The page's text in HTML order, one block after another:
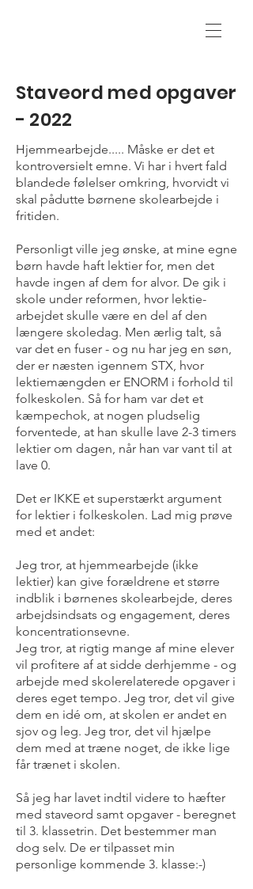
Staveord med opgaver
- 2022
Hjemmearbejde..... Måske er det et
kontroversielt emne. Vi har i hvert fald
blandede følelser omkring, hvorvidt vi
skal pådutte børnene skolearbejde i
fritiden.
Personligt ville jeg ønske, at mine egne
børn havde haft lektier for, men det
havde ingen af dem for alvor. De gik i
skole under reformen, hvor lektie-
arbejdet skulle være en del af den
længere skoledag. Men ærlig talt, så
var det en fuser - og nu har jeg en søn,
der er næsten igennem STX, hvor
lektiemængden er ENORM i forhold til
folkeskolen. Så for ham var det et
kæmpechok, at nogen pludselig
forventede, at han skulle lave 2-3 timers
lektier om dagen, når han var vant til at
lave 0.
Det er IKKE et superstærkt argument
for lektier i folkeskolen. Lad mig prøve
med et andet:
Jeg tror, at hjemmearbejde (ikke
lektier) kan give forældrene et større
indblik i børnenes skolearbejde, deres
arbejdsindsats og engagement, deres
koncentrationsevne.
Jeg tror, at rigtig mange af mine elever
vil profitere af at sidde derhjemme - og
arbejde med skolerelaterede opgaver i
deres eget tempo. Jeg tror, det vil give
dem en idé om, at skolen er andet en
sjov og leg. Jeg tror, det vil hjælpe
dem med at træne noget, de ikke lige
får trænet i skolen.
Så jeg har lavet indtil videre to hæfter
med staveord samt opgaver - beregnet
til 3. klassetrin. Det bestemmer man
dog selv. De er tilpasset min
personlige kommende 3. klasse:-)